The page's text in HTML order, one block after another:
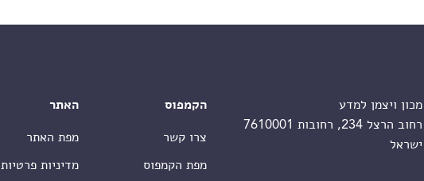
מכון ויצמן למדע
רחוב הרצל 234, רחובות 7610001
ישראל
הקמפוס
צרו קשר
מפת הקמפוס
האתר
מפת האתר
מדיניות פרטיות